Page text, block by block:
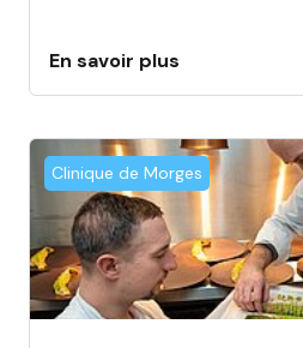
En savoir plus
Clinique de Morges